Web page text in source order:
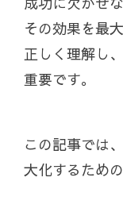
その効果を最
正しく理解し
重要です。
この記事では
大化するため